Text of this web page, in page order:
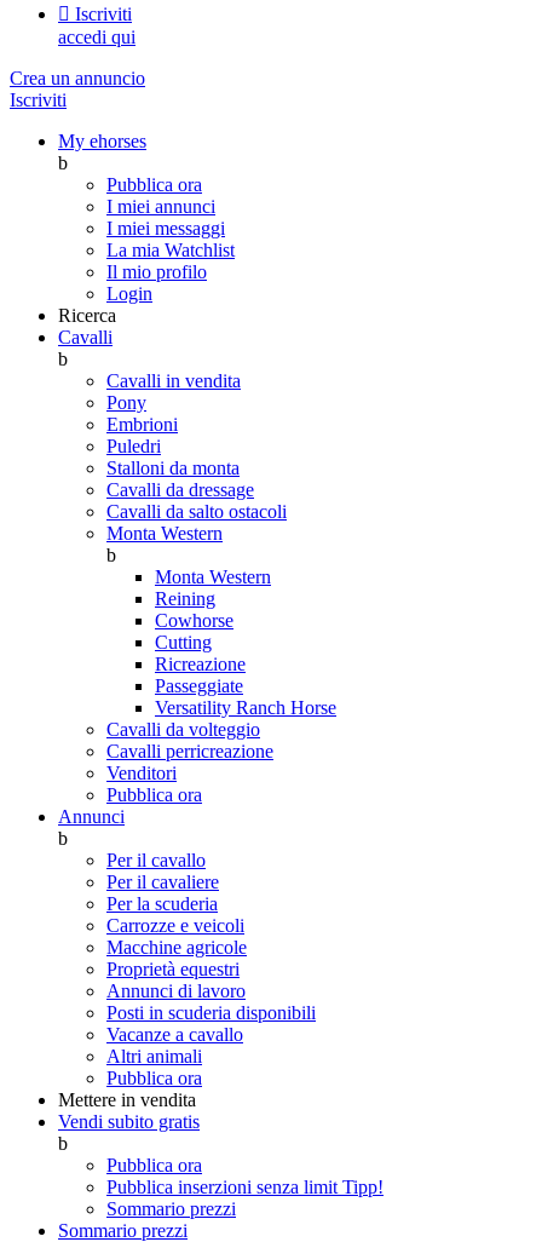
 Iscriviti
accedi qui
Crea un annuncio
Iscriviti
My ehorses
b
Pubblica ora
I miei annunci
I miei messaggi
La mia Watchlist
Il mio profilo
Login
Ricerca
Cavalli
b
Cavalli in vendita
Pony
Embrioni
Puledri
Stalloni da monta
Cavalli da dressage
Cavalli da salto ostacoli
Monta Western
b
Monta Western
Reining
Cowhorse
Cutting
Ricreazione
Passeggiate
Versatility Ranch Horse
Cavalli da volteggio
Cavalli perricreazione
Venditori
Pubblica ora
Annunci
b
Per il cavallo
Per il cavaliere
Per la scuderia
Carrozze e veicoli
Macchine agricole
Proprietà equestri
Annunci di lavoro
Posti in scuderia disponibili
Vacanze a cavallo
Altri animali
Pubblica ora
Mettere in vendita
Vendi subito gratis
b
Pubblica ora
Pubblica inserzioni senza limit Tipp!
Sommario prezzi
Sommario prezzi